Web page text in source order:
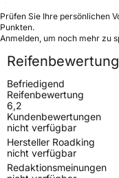
Prüfen Sie Ihre persönlichen
Punkten.
Anmelden, um noch mehr zu
Reifenbewertung
Befriedigend
Reifenbewertung
6,2
Kundenbewertungen
nicht verfügbar
Hersteller Roadking
nicht verfügbar
Redaktionsmeinungen